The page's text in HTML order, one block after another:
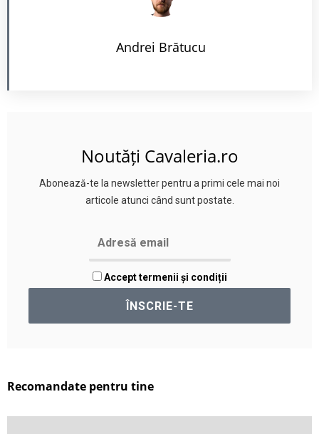
Andrei Brătucu
Noutăți Cavaleria.ro
Abonează-te la newsletter pentru a primi cele mai noi
articole atunci când sunt postate.
Accept termenii și condiții
Recomandate pentru tine